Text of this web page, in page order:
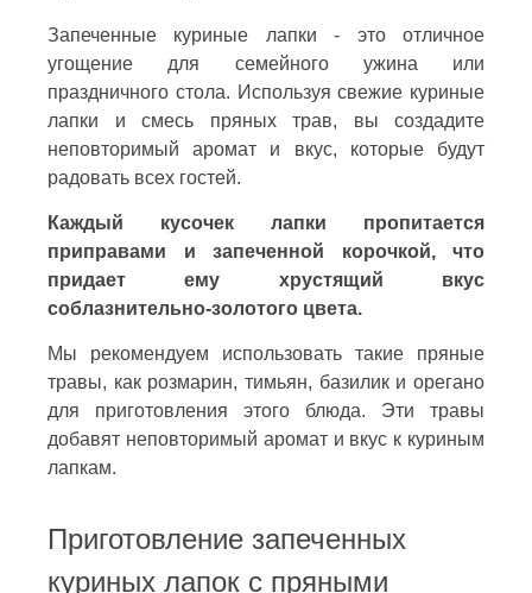
Запеченные куриные лапки - это отличное
угощение для семейного ужина или
праздничного стола. Используя свежие куриные
лапки и смесь пряных трав, вы создадите
неповторимый аромат и вкус, которые будут
радовать всех гостей.
Каждый кусочек лапки пропитается
приправами и запеченной корочкой, что
придает ему хрустящий вкус
соблазнительно-золотого цвета.
Мы рекомендуем использовать такие пряные
травы, как розмарин, тимьян, базилик и орегано
для приготовления этого блюда. Эти травы
добавят неповторимый аромат и вкус к куриным
лапкам.
Приготовление запеченных
куриных лапок с пряными